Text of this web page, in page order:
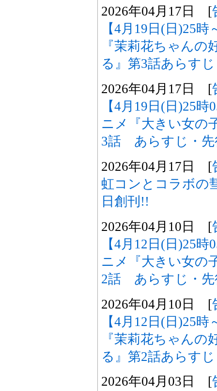
2026年04月17日 [
【4月19日(日)25
『茉莉花ちゃん
る』第3話あらす
2026年04月17日 [
【4月19日(日)25
ニメ『大きい女の
3話 あらすじ・先
2026年04月17日 [
虹コンとコラボの
日創刊!!
2026年04月10日 [
【4月12日(日)25
ニメ『大きい女の
2話 あらすじ・先
2026年04月10日 [
【4月12日(日)25
『茉莉花ちゃん
る』第2話あらす
2026年04月03日 [